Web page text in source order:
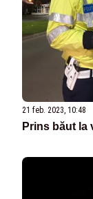
21 feb. 2023, 10:48
Prins băut la